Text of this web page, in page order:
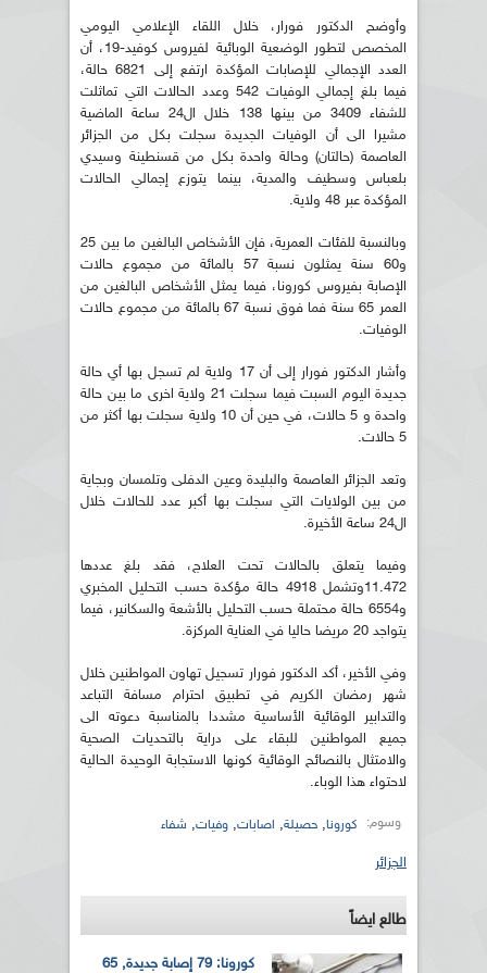
وأوضح الدكتور فورار، خلال اللقاء الإعلامي اليومي
المخصص لتطور الوضعية الوبائية لفيروس كوفيد-19، أن
العدد الإجمالي للإصابات المؤكدة ارتفع إلى 6821 حالة،
فيما بلغ إجمالي الوفيات 542 وعدد الحالات التي تماثلت
للشفاء 3409 من بينها 138 خلال ال24 ساعة الماضية
مشيرا الى أن الوفيات الجديدة سجلت بكل من الجزائر
العاصمة (حالتان) وحالة واحدة بكل من قسنطينة وسيدي
بلعباس وسطيف والمدية، بينما يتوزع إجمالي الحالات
المؤكدة عبر 48 ولاية.
وبالنسبة للفئات العمرية، فإن الأشخاص البالغين ما بين 25
و60 سنة يمثلون نسبة 57 بالمائة من مجموع حالات
الإصابة بفيروس كورونا، فيما يمثل الأشخاص البالغين من
العمر 65 سنة فما فوق نسبة 67 بالمائة من مجموع حالات
الوفيات.
وأشار الدكتور فورار إلى أن 17 ولاية لم تسجل بها أي حالة
جديدة اليوم السبت فيما سجلت 21 ولاية اخرى ما بين حالة
واحدة و 5 حالات، في حين أن 10 ولاية سجلت بها أكثر من
5 حالات.
وتعد الجزائر العاصمة والبليدة وعين الدفلى وتلمسان وبجاية
من بين الولايات التي سجلت بها أكبر عدد للحالات خلال
ال24 ساعة الأخيرة.
وفيما يتعلق بالحالات تحت العلاج، فقد بلغ عددها
11.472وتشمل 4918 حالة مؤكدة حسب التحليل المخبري
و6554 حالة محتملة حسب التحليل بالأشعة والسكانير، فيما
يتواجد 20 مريضا حاليا في العناية المركزة.
وفي الأخير، أكد الدكتور فورار تسجيل تهاون المواطنين خلال
شهر رمضان الكريم في تطبيق احترام مسافة التباعد
والتدابير الوقائية الأساسية مشددا بالمناسبة دعوته الى
جميع المواطنين للبقاء على دراية بالتحديات الصحية
والامتثال بالنصائح الوقائية كونها الاستجابة الوحيدة الحالية
لاحتواء هذا الوباء.
وسوم: كورونا, حصيلة, اصابات, وفيات, شفاء
الجزائر
طالع ايضاً
كورونا: 79 إصابة جديدة, 65